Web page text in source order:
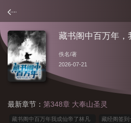
藏书阁中百万年，
佚名/著
2026-07-21
最新章节： 第348章 大奉山圣灵
藏书阁中百万年我成仙帝了林凡 藏经阁签